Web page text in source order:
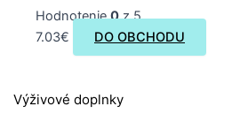
Výživové doplnky
Hodnotenie0z 5
7.03€ DO OBCHODU